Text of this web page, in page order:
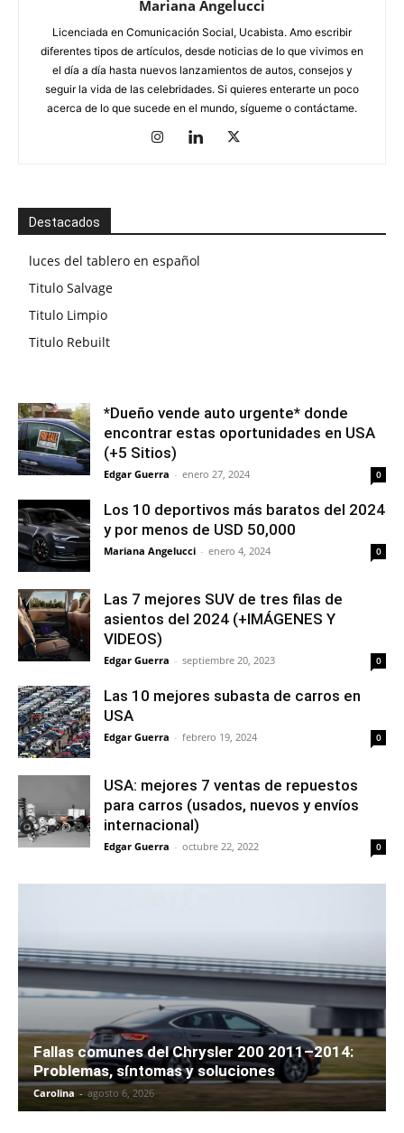
Mariana Angelucci
Licenciada en Comunicación Social, Ucabista. Amo escribir
diferentes tipos de artículos, desde noticias de lo que vivimos en
el día a día hasta nuevos lanzamientos de autos, consejos y
seguir la vida de las celebridades. Si quieres enterarte un poco
acerca de lo que sucede en el mundo, sígueme o contáctame.
Destacados
luces del tablero en español
Titulo Salvage
Titulo Limpio
Titulo Rebuilt
*Dueño vende auto urgente* donde
encontrar estas oportunidades en USA
(+5 Sitios)
Edgar Guerra - enero 27, 2024 0
Los 10 deportivos más baratos del 2024
y por menos de USD 50,000
Mariana Angelucci - enero 4, 2024 0
Las 7 mejores SUV de tres filas de
asientos del 2024 (+IMÁGENES Y
VIDEOS)
Edgar Guerra - septiembre 20, 2023 0
Las 10 mejores subasta de carros en
USA
Edgar Guerra - febrero 19, 2024 0
USA: mejores 7 ventas de repuestos
para carros (usados, nuevos y envíos
internacional)
Edgar Guerra - octubre 22, 2022 0
Fallas comunes del Chrysler 200 2011–2014:
Problemas, síntomas y soluciones
Carolina - agosto 6, 2026